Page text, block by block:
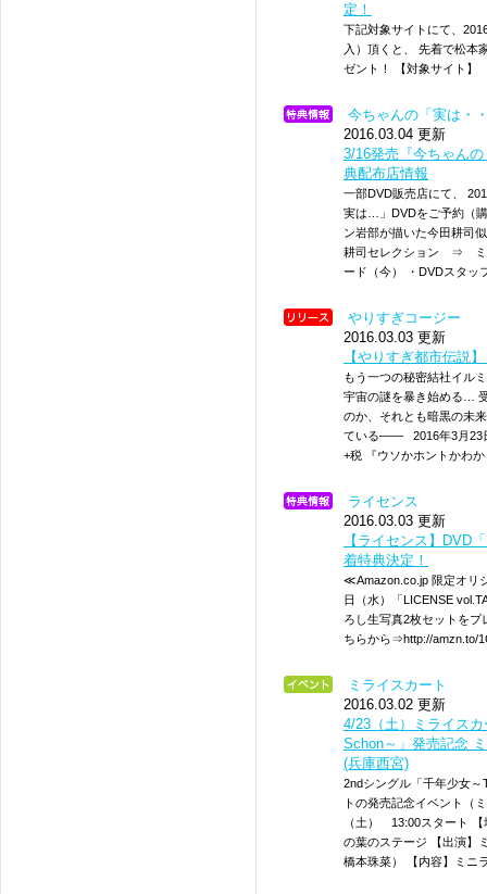
定！
下記対象サイトにて、
入）頂くと、 先着で松本
ゼント！ 【対象サイト
今ちゃんの「実は・
2016.03.04 更新
3/16発売『今ちゃん
典配布店情報
一部DVD販売店にて、
実は…」DVDをご予約（
ン岩部が描いた今田耕司
耕司セレクション ⇒ ミ
ード（今） ・DVDスタ
やりすぎコージー
2016.03.03 更新
【やりすぎ都市伝説
もう一つの秘密結社イル
宇宙の謎を暴き始める…
のか、それとも暗黒の未
ている―― 2016年3月23
+税 『ウソかホントかわ
ライセンス
2016.03.03 更新
【ライセンス】DVD
着特典決定！
≪Amazon.co.jp 限定オリ
日（水）「LICENSE
ろし生写真2枚セットを
ちらから⇒http://amzn.to/
ミライスカート
2016.03.02 更新
4/23（土）ミライス
Schon～」発売記念
(兵庫西宮)
2ndシングル「千年少女
トの発売記念イベント（
（土） 13:00スタート
の葉のステージ 【出演】
橋本珠菜） 【内容】ミニ